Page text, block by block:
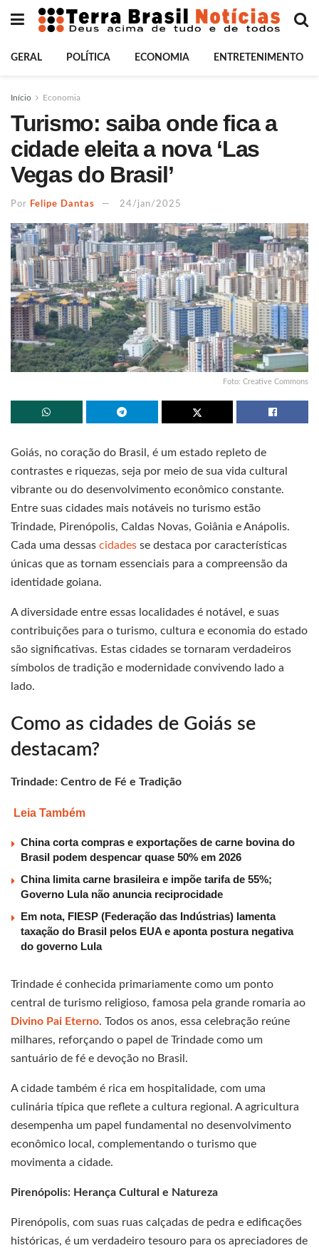
GERAL POLÍTICA ECONOMIA ENTRETENIMENTO
Início Economia
Turismo: saiba onde fica a
cidade eleita a nova ‘Las
Vegas do Brasil’
Por Felipe Dantas 24/jan/2025
Foto: Creative Commons
Goiás, no coração do Brasil, é um estado repleto de
contrastes e riquezas, seja por meio de sua vida cultural
vibrante ou do desenvolvimento econômico constante.
Entre suas cidades mais notáveis no turismo estão
Trindade, Pirenópolis, Caldas Novas, Goiânia e Anápolis.
Cada uma dessas cidades se destaca por características
únicas que as tornam essenciais para a compreensão da
identidade goiana.
A diversidade entre essas localidades é notável, e suas
contribuições para o turismo, cultura e economia do estado
são significativas. Estas cidades se tornaram verdadeiros
símbolos de tradição e modernidade convivendo lado a
lado.
Como as cidades de Goiás se
destacam?
Trindade: Centro de Fé e Tradição
Leia Também
China corta compras e exportações de carne bovina do
Brasil podem despencar quase 50% em 2026
China limita carne brasileira e impõe tarifa de 55%;
Governo Lula não anuncia reciprocidade
Em nota, FIESP (Federação das Indústrias) lamenta
taxação do Brasil pelos EUA e aponta postura negativa
do governo Lula
Trindade é conhecida primariamente como um ponto
central de turismo religioso, famosa pela grande romaria ao
Divino Pai Eterno. Todos os anos, essa celebração reúne
milhares, reforçando o papel de Trindade como um
santuário de fé e devoção no Brasil.
A cidade também é rica em hospitalidade, com uma
culinária típica que reflete a cultura regional. A agricultura
desempenha um papel fundamental no desenvolvimento
econômico local, complementando o turismo que
movimenta a cidade.
Pirenópolis: Herança Cultural e Natureza
Pirenópolis, com suas ruas calçadas de pedra e edificações
históricas, é um verdadeiro tesouro para os apreciadores de